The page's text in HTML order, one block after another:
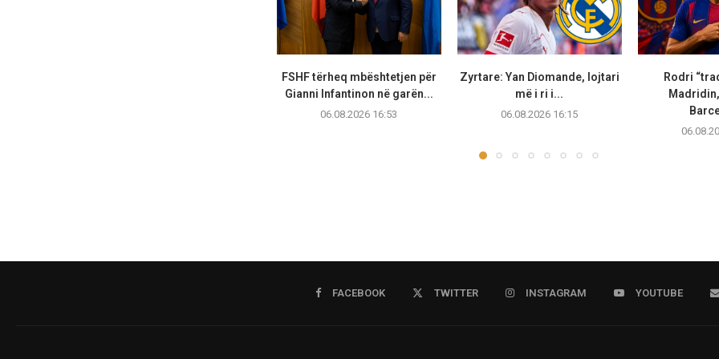
FSHF tërheq mbështetjen për
Gianni Infantinon në garën...
06.08.2026 16:53
Zyrtare: Yan Diomande, lojtari
më i ri i...
06.08.2026 16:15
Rodri
FACEBOOK TWITTER INSTAGRAM YOUTUBE